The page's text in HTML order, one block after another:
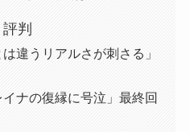
判
は違うリアルさが刺さる」
イナの復縁に号泣」最終回